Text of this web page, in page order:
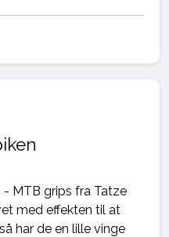
MTB grips fra Tatze
med effekten til at
har de en lille vinge